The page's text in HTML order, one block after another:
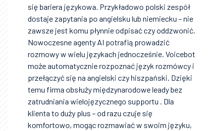
się bariera językowa. Przykładowo polski zespół
dostaje zapytania po angielsku lub niemiecku – nie
zawsze jest komu płynnie odpisać czy oddzwonić.
Nowoczesne agenty AI potrafią prowadzić
rozmowy w wielu językach jednocześnie. Voicebot
może automatycznie rozpoznać język rozmówcy i
przełączyć się na angielski czy hiszpański. Dzięki
temu firma obsłuży międzynarodowe leady bez
zatrudniania wielojęzycznego supportu . Dla
klienta to duży plus – od razu czuje się
komfortowo, mogąc rozmawiać w swoim języku,